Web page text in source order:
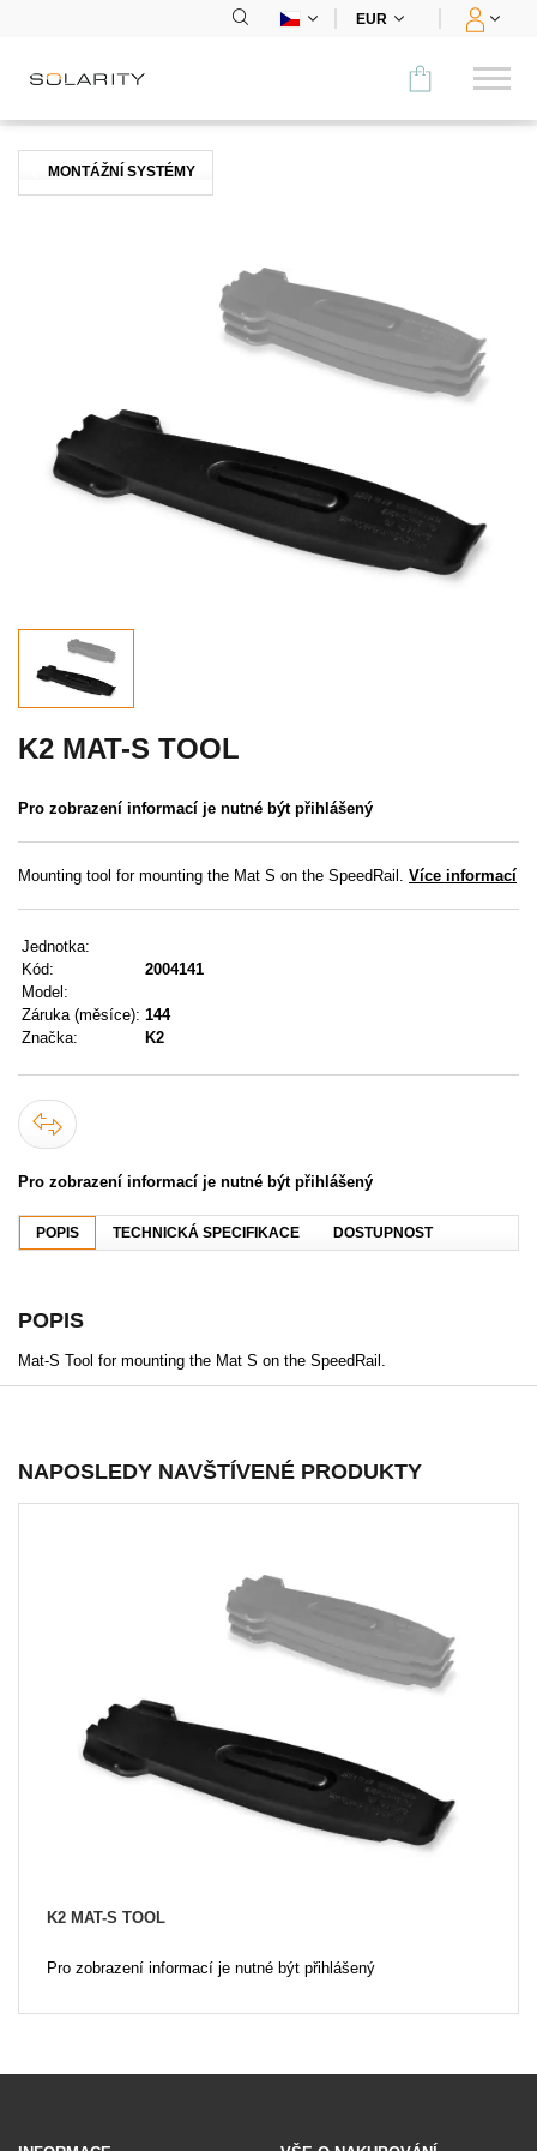
EUR
Porovnat
Nabíjecí stanice
Montážní systémy
MENU
KONTAKTY
UŽIVATELSKÉ MENU
Přihlášení
Zapomenuté heslo
MONTÁŽNÍ SYSTÉMY
K2 MAT-S TOOL
Pro zobrazení informací je nutné být přihlášený
Mounting tool for mounting the Mat S on the SpeedRail. Více informací
Jednotka:
Kód:
2004141
Model:
Záruka (měsíce): 144
Značka:
K2
Pro zobrazení informací je nutné být přihlášený
POPIS TECHNICKÁ SPECIFIKACE DOSTUPNOST
POPIS
Mat-S Tool for mounting the Mat S on the SpeedRail.
NAPOSLEDY NAVŠTÍVENÉ PRODUKTY
K2 MAT-S TOOL
Pro zobrazení informací je nutné být přihlášený